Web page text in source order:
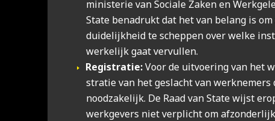
minis­te­rie van Soci­a­le Zaken en
Sta­te bena­drukt dat het van belang is
dui­de­lijk­heid te schep­pen over wel­ke
wer­ke­lijk gaat ver­vul­len.
Regi­stra­tie:Voor de uit­voe­ring van het
stra­tie van het geslacht van werk­ne­mers
nood­za­ke­lijk. De Raad van Sta­te wijst
werk­ge­vers niet ver­plicht om